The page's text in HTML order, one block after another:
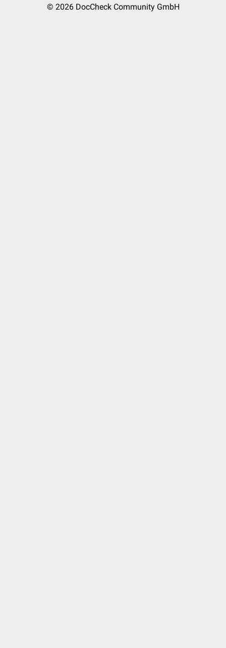
© 2026 DocCheck Community GmbH